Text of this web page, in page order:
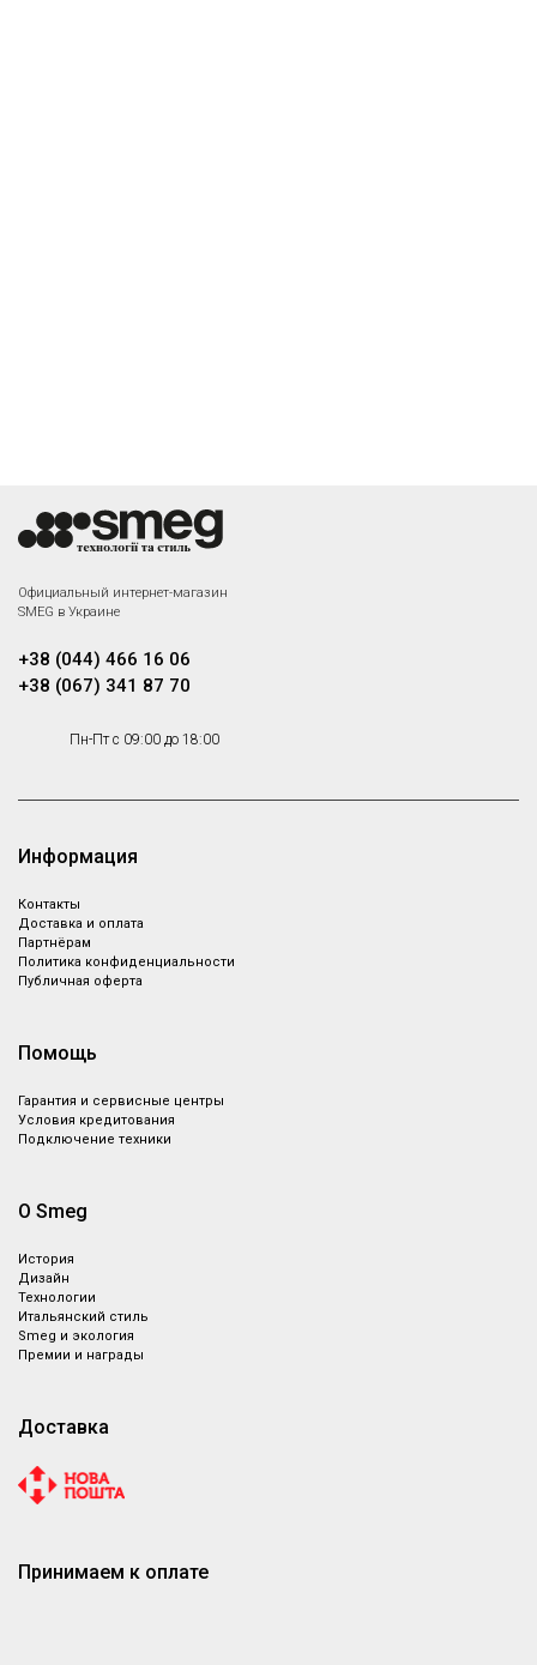
Официальный интернет-магазин
SMEG в Украине
+38 (044) 466 16 06
+38 (067) 341 87 70
Пн-Пт с 09:00 до 18:00
Информация
Контакты
Доставка и оплата
Партнёрам
Политика конфиденциальности
Публичная оферта
Помощь
Гарантия и сервисные центры
Условия кредитования
Подключение техники
О Smeg
История
Дизайн
Технологии
Итальянский стиль
Smeg и экология
Премии и награды
Доставка
Принимаем к оплате